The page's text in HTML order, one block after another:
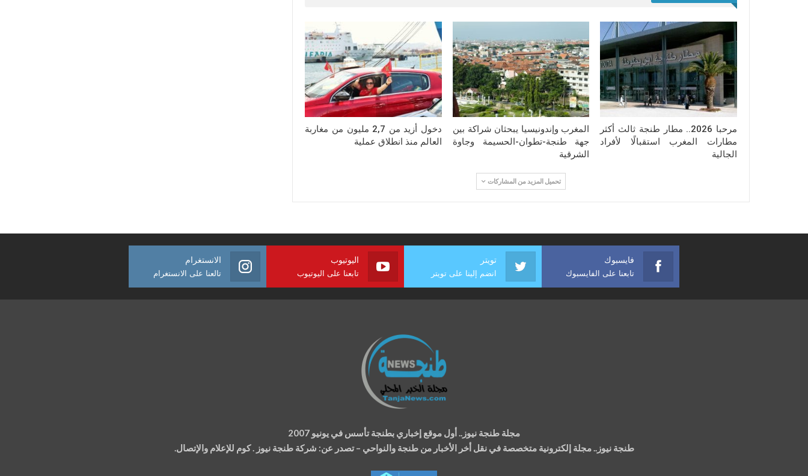
مرحبا 2026.. مطار طنجة ثالث أكثر
مطارات المغرب استقبالًا لأفراد
الجالية
المغرب وإندونيسيا يبحثان شراكة بين
جهة طنجة-تطوان-الحسيمة وجاوة
الشرقية
دخول أزيد من 2,7 مليون من مغاربة
العالم منذ انطلاق عملية
تحميل المزيد من المشاركات
فايسبوك
تابعنا على الفايسبوك
تويتر
انضم إلينا على تويتر
اليوتيوب
تابعنا على اليوتيوب
الانستغرام
تالعنا على الانستغرام
مجلة طنجة نيوز.. أول موقع إخباري بطنجة تأسس في يونيو 2007
طنجة نيوز.. مجلة إلكترونية متخصصة في نقل أخر الأخبار من طنجة والنواحي – تصدر عن: شركة طنجة نيوز . كوم للإعلام والإتصال.